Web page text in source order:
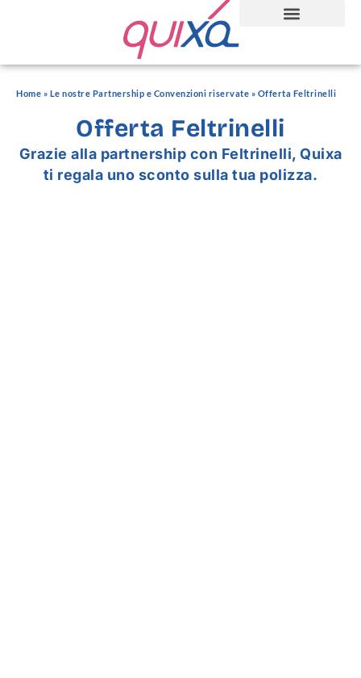
Home » Le nostre Partnership e Convenzioni riservate » Offerta Feltrinelli
Offerta Feltrinelli
Grazie alla partnership con Feltrinelli, Quixa
ti regala uno sconto sulla tua polizza.